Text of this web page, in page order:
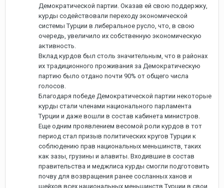
Демократической партии. Оказав ей свою поддержку,
курды содействовали переходу экономической
системы Турции в либеральное русло, что, в свою
очередь, увеличило их собственную экономическую
активность.
Вклад курдов был столь значительным, что в районах
их традиционного проживания за Демократическую
партию было отдано почти 90% от общего числа
голосов.
Благодаря победе Демократической партии некоторые
курды стали членами национального парламента
Турции и даже вошли в состав кабинета министров.
Еще одним проявлением весомой роли курдов в тот
период стал призыв политических кругов Турции к
соблюдению прав национальных меньшинств, таких
как зазы, грузины и алавиты. Входившие в состав
правительства и меджлиса курды смогли подготовить
почву для возвращения ранее сосланных ханов и
шейхов всех национальных меньшинств Турции в свои